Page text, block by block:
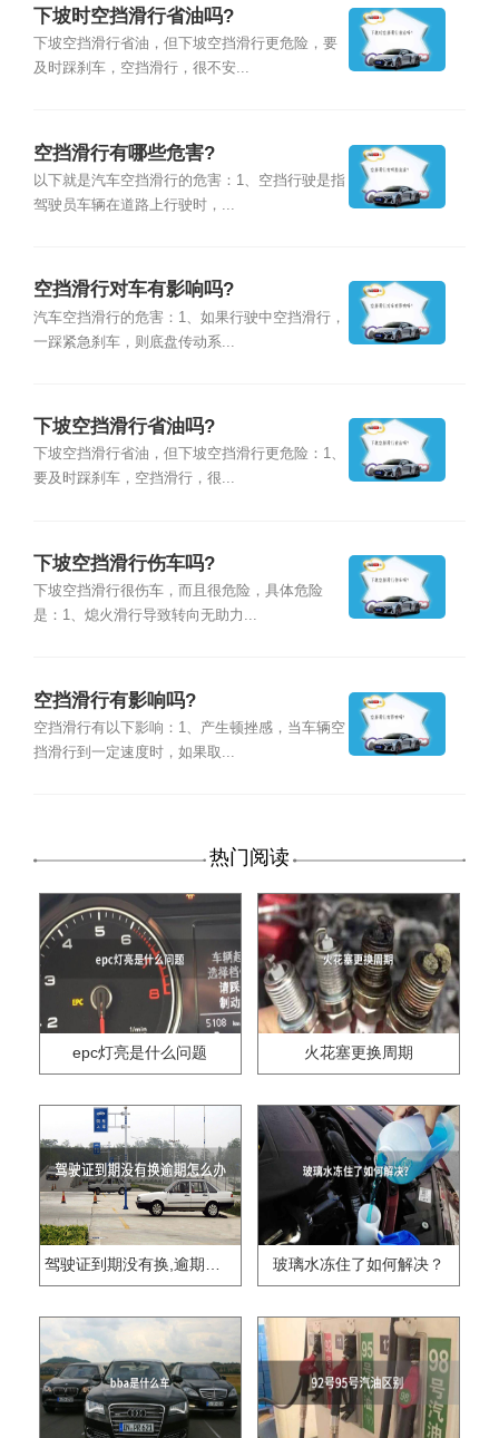
下坡时空挡滑行省油吗?
下坡空挡滑行省油，但下坡空挡滑行更危险，要
及时踩刹车，空挡滑行，很不安...
空挡滑行有哪些危害?
以下就是汽车空挡滑行的危害：1、空挡行驶是指
驾驶员车辆在道路上行驶时，...
空挡滑行对车有影响吗?
汽车空挡滑行的危害：1、如果行驶中空挡滑行，
一踩紧急刹车，则底盘传动系...
下坡空挡滑行省油吗?
下坡空挡滑行省油，但下坡空挡滑行更危险：1、
要及时踩刹车，空挡滑行，很...
下坡空挡滑行伤车吗?
下坡空挡滑行很伤车，而且很危险，具体危险
是：1、熄火滑行导致转向无助力...
空挡滑行有影响吗?
空挡滑行有以下影响：1、产生顿挫感，当车辆空
挡滑行到一定速度时，如果取...
热门阅读
epc灯亮是什么问题 火花塞更换周期
驾驶证到期没有换,逾期怎么办?? 玻璃水冻住了如何解决？